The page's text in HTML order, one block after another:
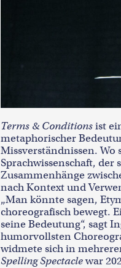
Terms & Conditionsist
metaphorischer
Missverständnissen. Wo
Sprachwissenschaft,
Zusammenhänge
nach Kontext und
„Man könnte sagen,
choreografisch bewegt.
seine Bedeutung“, sagt
humorvollsten
widmete sich in
Spelling Spectaclewar